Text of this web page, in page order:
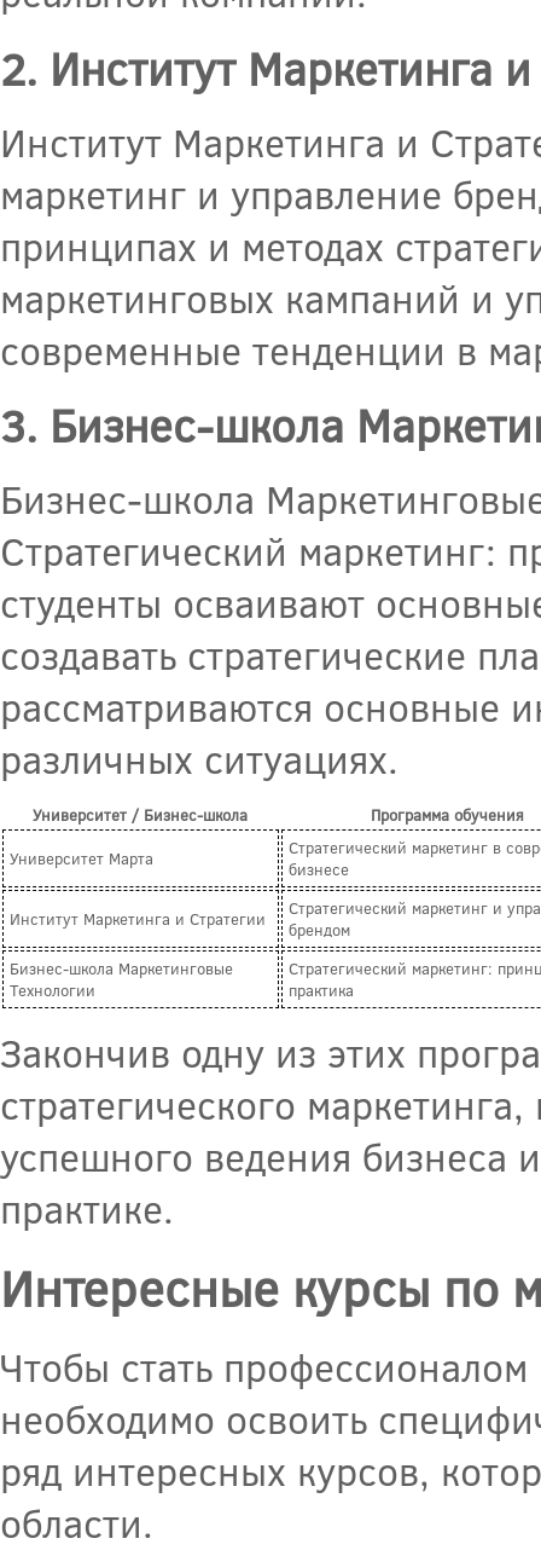
2. Институт Маркетинга
Институт Маркетинга и
маркетинг и управление
принципах и методах
маркетинговых кампаний и
современные тенденции в
3. Бизнес-школа
Бизнес-школа
Стратегический маркетинг:
студенты осваивают
создавать стратегические
рассматриваются основные
различных ситуациях.
Университет / Бизнес-школа
Программа обучения
Университет Марта
Стратегический маркетинг в
бизнесе
Институт Маркетинга и Стратегии
Стратегический маркетинг и
брендом
Бизнес-школа Маркетинговые
Технологии
Стратегический маркетинг:
практика
Закончив одну из этих
стратегического
успешного ведения бизнеса
практике.
Интересные курсы по
Чтобы стать
необходимо освоить
ряд интересных курсов,
области.